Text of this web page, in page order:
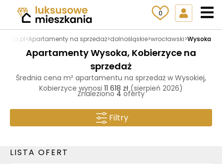
0
>Apartamenty na sprzedaż>dolnośląskie>wrocławski>Wysoka
Apartamenty Wysoka, Kobierzyce na
sprzedaż
Średnia cena m² apartamentu na sprzedaż w Wysokiej,
Kobierzyce wynosi 11 618 zł (sierpień 2026)
Znaleziono4 oferty
Filtry
LISTA OFERT